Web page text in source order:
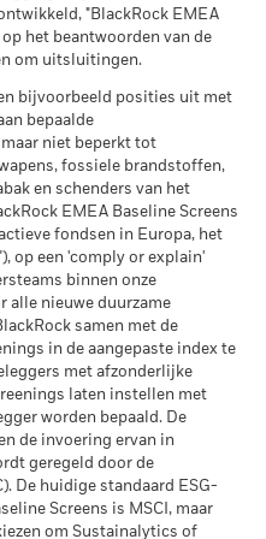
(NIW) van het ETF,
van het ETF.
de NIW.
kan stijgen of dalen door
belegging in een andere
in de berekening van
Blackrock.
(%)
beschikbare Securities
Leningen” wordt niet
dan 12 maanden
lending. De
op resultaten in het
resultaten zijn geen
resultaten. Het beleid
openbaar te
maand. Dit betekent dat
tot 31/12/2019 openbaar
02/2020.
na aftrek van
per jaar
na aftrek van
per jaar
zou kunnen terugkrijgen in
Equity Global
73,24
> 2,0 - 2,5 °C
93,64
0,00%
0,00%
100,00%
0,00%
inzake betrokkenheid van
weergegeven voor
"BlackRock EMEA
het beantwoorden van de
om uitsluitingen.
bijvoorbeeld posities uit met
bepaalde
niet beperkt tot
fossiele brandstoffen,
en schenders van het
EMEA Baseline Screens
fondsen in Europa, het
op een 'comply or explain'
binnen onze
alle nieuwe duurzame
samen met de
in de aangepaste index te
met afzonderlijke
laten instellen met
worden bepaald. De
de invoering ervan in
geregeld door de
De huidige standaard ESG-
Screens is MSCI, maar
om Sustainalytics of